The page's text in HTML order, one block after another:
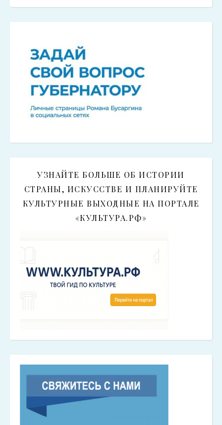
УЗНАЙТЕ БОЛЬШЕ ОБ ИСТОРИИ
СТРАНЫ, ИСКУССТВЕ И ПЛАНИРУЙТЕ
КУЛЬТУРНЫЕ ВЫХОДНЫЕ НА ПОРТАЛЕ
«КУЛЬТУРА.РФ»